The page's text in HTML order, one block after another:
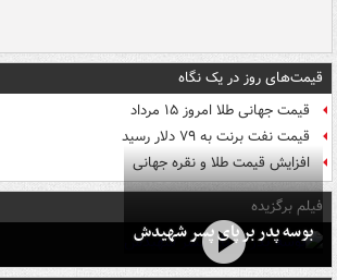
قیمت‌های روز در یک نگاه
قیمت جهانی طلا امروز ۱۵ مرداد
قیمت نفت برنت به ۷۹ دلار رسید
افزایش قیمت طلا و نقره جهانی
فیلم برگزیده
بوسه‌ پدر بر پای پسر شهیدش